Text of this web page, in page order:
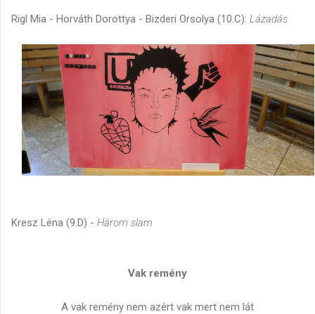
Rigl Mia - Horváth Dorottya - Bizderi Orsolya (10.C): Lázadás
Kresz Léna (9.D) - Három slam
Vak remény
A vak remény nem azért vak mert nem lát